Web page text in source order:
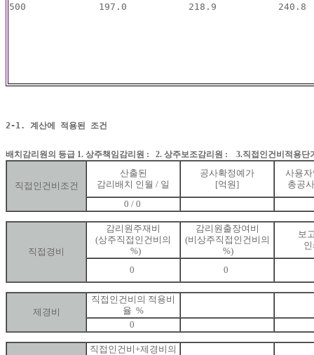
500		197.0		218.9		240.8
2-1. 계산에 적용된 조건
배치감리원의 등급 1. 상주책임감리원 : 2. 상주보조감리원 : 3.직접인건비적용단
직접인건비조건
산출된
감리배치 인월 / 일
공사확정예가
[억원]
사용
총공
0 / 0
직접경비
감리원주재비
(상주직접인건비의
%)
감리원출장여비
(비상주직접인건비의
%)
보
0 0
제경비
직접인건비의 적용비
율 %
0
직접인건비+제경비의